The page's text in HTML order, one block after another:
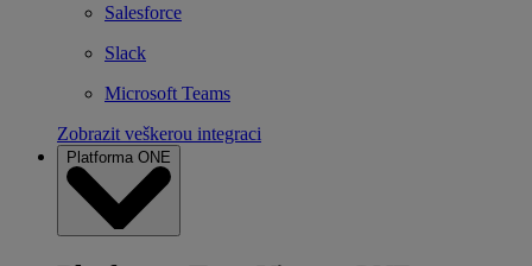
Salesforce
Slack
Microsoft Teams
Zobrazit veškerou integraci
Platforma ONE